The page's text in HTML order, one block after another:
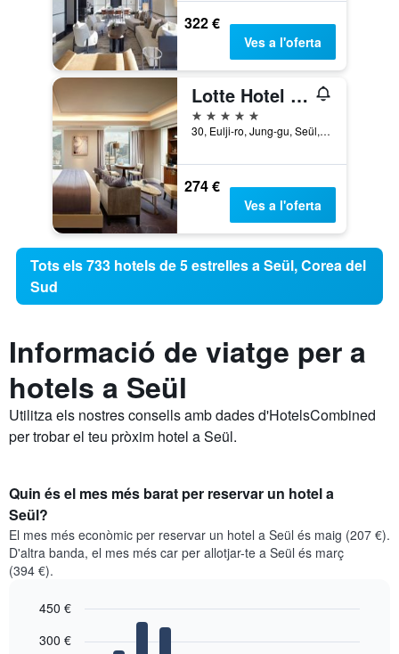
322 €
Ves a l'oferta
Lotte Hotel Seoul
5 estrelles
30, Eulji-ro, Jung-gu, Seül, Corea del Sud
274 €
Ves a l'oferta
Tots els 733 hotels de 5 estrelles a Seül, Corea del
Sud
Informació de viatge per a
hotels a Seül
Utilitza els nostres consells amb dades d'HotelsCombined
per trobar el teu pròxim hotel a Seül.
Quin és el mes més barat per reservar un hotel a
Seül?
El mes més econòmic per reservar un hotel a Seül és maig (207 €).
D'altra banda, el mes més car per allotjar-te a Seül és març
(394 €).
chart
graphic.
300 €
450 €